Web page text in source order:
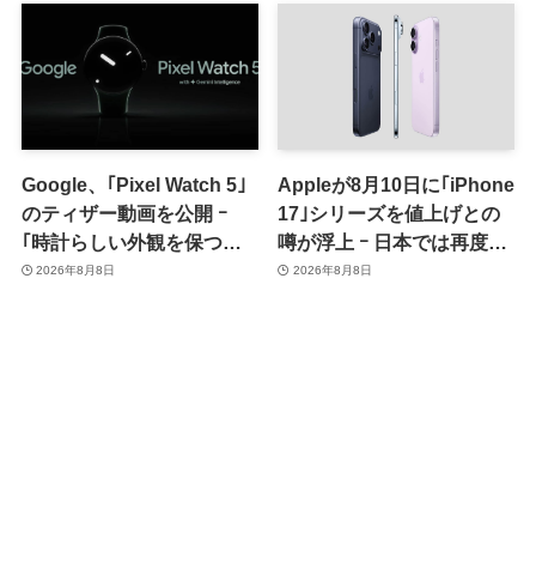
従来の｢収益分配｣は廃止
Google、｢Pixel Watch 5｣
のティザー動画を公開 ｰ
｢時計らしい外観を保つ品
格｣をアピール
2026年8月8日
Appleが8月10日に｢iPhone
17｣シリーズを値上げとの
噂が浮上 ｰ 日本では再度値
上げの可能性も?!
2026年8月8日